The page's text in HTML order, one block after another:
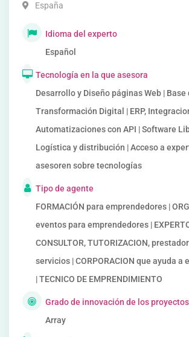
España
Idioma del experto
Español
Tecnología en la que asesora
Desarrollo y Diseño páginas Web | Base
Transformación Digital | ERP,
Automatizaciones con API | Software
Logística y distribución | Acceso a
asesoren sobre tecnologías
Tipo de agente
FORMACIÓN para emprendedores |
eventos para emprendedores |
CONSULTOR, TUTORIZACION,
servicios | CORPORACION que ayuda a
| TECNICO DE EMPRENDIMIENTO
Grado de innovación de los
Array